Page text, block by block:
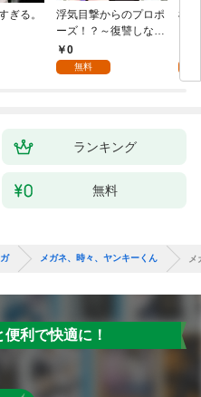
ぎる。
浮気目撃からのプロポ
ーズ！？～復讐しなが
ら幸せになります！～
1
0
無料
桜
ランキング
無料
メガネ、時々、ヤンキーくん
利で快適に！